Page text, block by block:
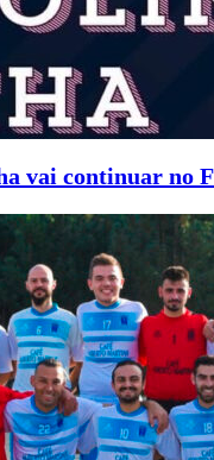
vai continuar no